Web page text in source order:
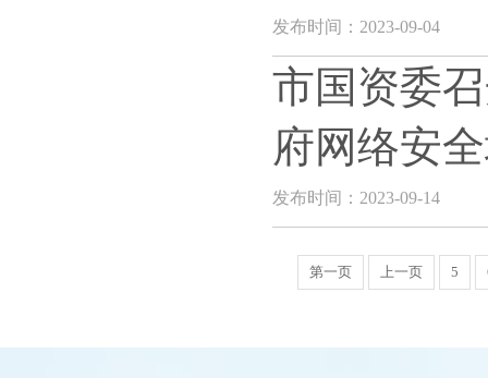
发布时间：2023-09-04
市国资委
府网络安
发布时间：2023-09-14
第一页 上一页 5